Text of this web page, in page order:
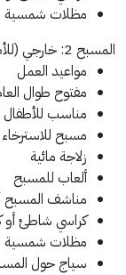
مظلات شمسية
المسبح 2: خارجي (للأطفال)
مواعيد العمل
مفتوح طوال
مناسب للأطفال
مسبح للاسترخاء
زلاجة مائية
ألعاب للمسبح
مناشف
كراسي شاطئ أو
مظلات شمسية
سياج حول